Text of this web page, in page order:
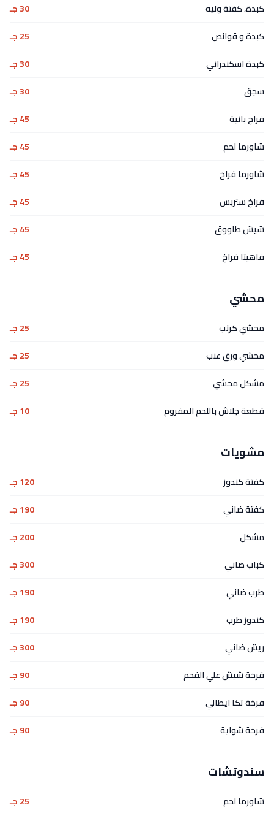
كبدة، كفتة وليه
30 جـ
كبدة و قوانص
25 جـ
كبدة اسكندراني
30 جـ
سجق
30 جـ
فراح بانية
45 جـ
شاورما لحم
45 جـ
شاورما فراخ
45 جـ
فراخ ستربس
45 جـ
شيش طاووق
45 جـ
فاهيتا فراخ
45 جـ
محشي
محشي كرنب
25 جـ
محشي ورق عنب
25 جـ
مشكل محشي
25 جـ
قطعة جلاش باللحم المفروم
10 جـ
مشويات
كفتة كندوز
120 جـ
كفتة ضاني
190 جـ
مشكل
200 جـ
كباب ضاني
300 جـ
طرب ضاني
190 جـ
كندوز طرب
190 جـ
ريش ضاني
300 جـ
فرخة شيش علي الفحم
90 جـ
فرخة تكا ايطالي
90 جـ
فرخة شواية
90 جـ
سندوتشات
شاورما لحم 25 جـ